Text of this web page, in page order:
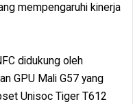
mempengaruhi kinerja
didukung oleh
GPU Mali G57 yang
Unisoc Tiger T612